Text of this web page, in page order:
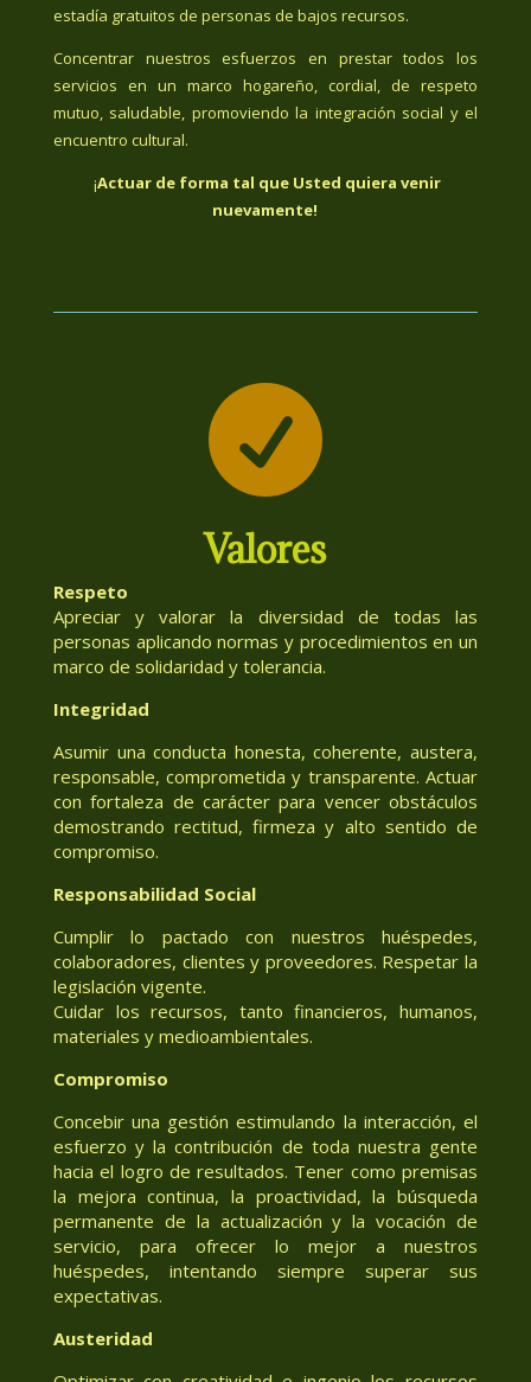
estadía gratuitos de personas de bajos recursos.
Concentrar nuestros esfuerzos en prestar todos los
servicios en un marco hogareño, cordial, de respeto
mutuo, saludable, promoviendo la integración social y el
encuentro cultural.
¡Actuar de forma tal que Usted quiera venir
nuevamente!

Valores
Respeto
Apreciar y valorar la diversidad de todas las
personas aplicando normas y procedimientos en un
marco de solidaridad y tolerancia.
Integridad
Asumir una conducta honesta, coherente, austera,
responsable, comprometida y transparente. Actuar
con fortaleza de carácter para vencer obstáculos
demostrando rectitud, firmeza y alto sentido de
compromiso.
Responsabilidad Social
Cumplir lo pactado con nuestros huéspedes,
colaboradores, clientes y proveedores. Respetar la
legislación vigente.
Cuidar los recursos, tanto financieros, humanos,
materiales y medioambientales.
Compromiso
Concebir una gestión estimulando la interacción, el
esfuerzo y la contribución de toda nuestra gente
hacia el logro de resultados. Tener como premisas
la mejora continua, la proactividad, la búsqueda
permanente de la actualización y la vocación de
servicio, para ofrecer lo mejor a nuestros
huéspedes, intentando siempre superar sus
expectativas.
Austeridad